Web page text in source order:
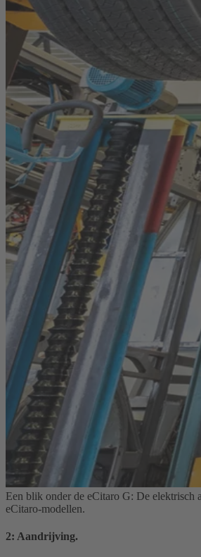
Een blik onder de eCitaro G: De elektrisch
eCitaro-modellen.
2: Aandrijving.